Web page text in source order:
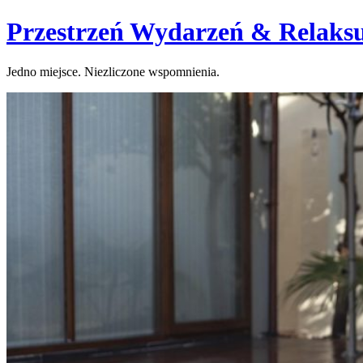
Skip
to
Przestrzeń Wydarzeń &
Jedno miejsce. Niezliczone wspomnienia.